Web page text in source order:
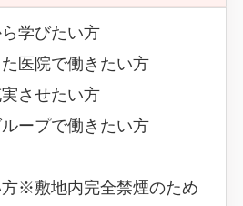
学びたい方
医院で働きたい方
させたい方
ープで働きたい方
※敷地内完全禁煙のため